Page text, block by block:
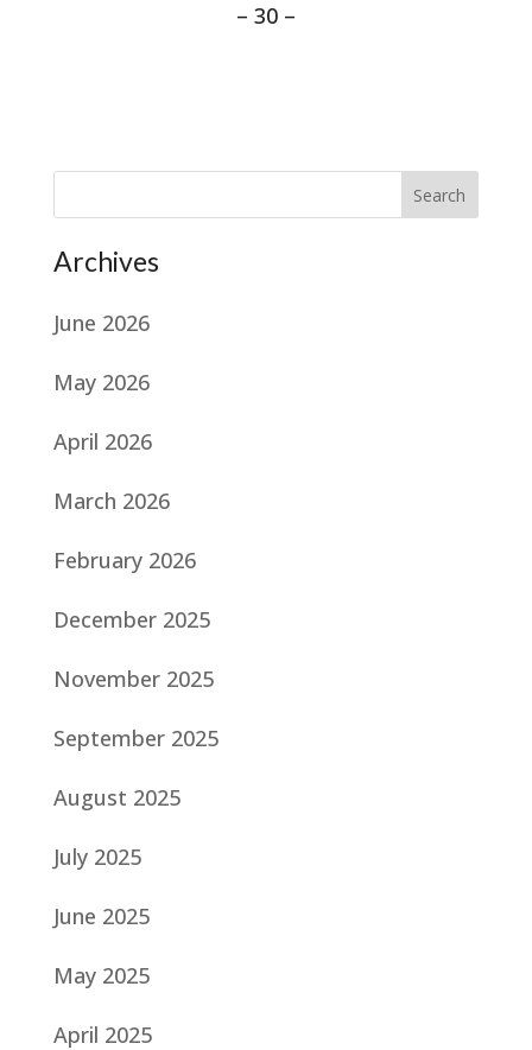
– 30 –
Search
Archives
June 2026
May 2026
April 2026
March 2026
February 2026
December 2025
November 2025
September 2025
August 2025
July 2025
June 2025
May 2025
April 2025